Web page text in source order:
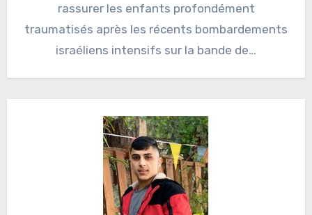
rassurer les enfants profondément
traumatisés après les récents bombardements
israéliens intensifs sur la bande de…